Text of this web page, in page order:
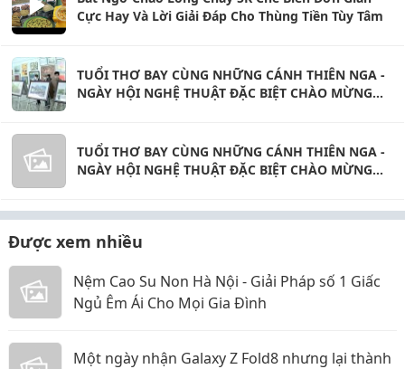
Cực Hay Và Lời Giải Đáp Cho Thùng Tiền Tùy Tâm
TUỔI THƠ BAY CÙNG NHỮNG CÁNH THIÊN NGA -
NGÀY HỘI NGHỆ THUẬT ĐẶC BIỆT CHÀO MỪNG
TUỔI THƠ BAY CÙNG NHỮNG CÁNH THIÊN NGA -
NGÀY HỘI NGHỆ THUẬT ĐẶC BIỆT CHÀO MỪNG
Được xem nhiều
Nệm Cao Su Non Hà Nội - Giải Pháp số 1 Giấc
Ngủ Êm Ái Cho Mọi Gia Đình
Một ngày nhận Galaxy Z Fold8 nhưng lại thành